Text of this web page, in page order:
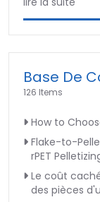
Base De
126 Items
How to
Flake-to-
rPET
Le coût
des pièces